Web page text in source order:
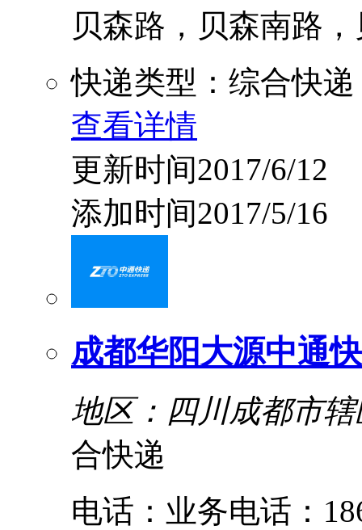
贝森路，贝森南路
快递类型：综合快递
查看详情
更新时间2017/6/12
添加时间2017/5/16
成都华阳大源中通
地区：四川成都市辖
合快递
电话：业务电话：